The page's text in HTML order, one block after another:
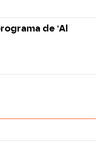
de 'Al